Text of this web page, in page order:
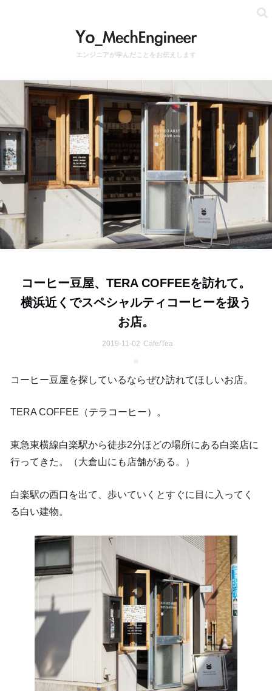
エンジニアが学んだことをお伝えします
コーヒー豆屋、TERA COFFEEを訪れて。
横浜近くでスペシャルティコーヒーを扱う
お店。
2019-11-02 Cafe/Tea
コーヒー豆屋を探しているならぜひ訪れてほしいお店。
TERA COFFEE（テラコーヒー）。
東急東横線白楽駅から徒歩2分ほどの場所にある白楽店に
行ってきた。（大倉山にも店舗がある。）
白楽駅の西口を出て、歩いていくとすぐに目に入ってく
る白い建物。